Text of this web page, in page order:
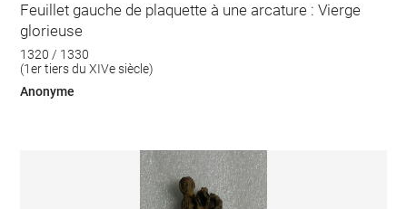
Feuillet gauche de plaquette à une arcature : Vierge
glorieuse
1320 / 1330
(1er tiers du XIVe siècle)
Anonyme